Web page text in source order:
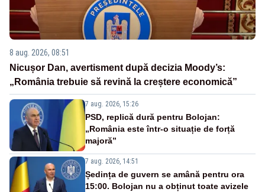
8 aug. 2026, 08:51
Nicușor Dan, avertisment după decizia Moody’s:
„România trebuie să revină la creștere economică”
7 aug. 2026, 15:26
PSD, replică dură pentru Bolojan:
„România este într-o situație de forță
majoră”
7 aug. 2026, 14:51
Ședința de guvern se amână pentru ora
15:00. Bolojan nu a obținut toate avizele